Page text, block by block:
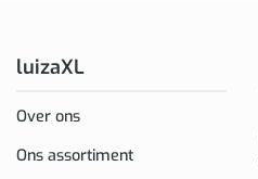
luizaXL
Over ons
Ons assortiment